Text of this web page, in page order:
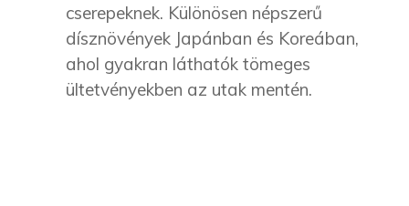
cserepeknek. Különösen népszerű
dísznövények Japánban és Koreában,
ahol gyakran láthatók tömeges
ültetvényekben az utak mentén.